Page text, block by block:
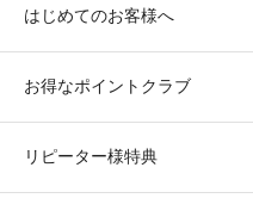
はじめてのお客様へ
お得なポイントクラブ
リピーター様特典